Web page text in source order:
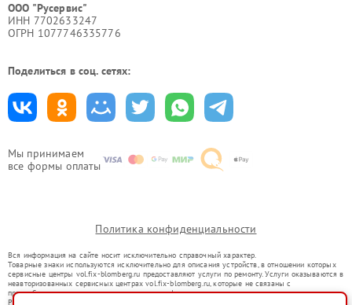
Мы принимаем
все формы оплаты
ООО "Русервис"
ИНН 7702633247
ОГРН 1077746335776
Поделиться в соц. сетях:
Политика конфиденциальности
Вся информация на сайте носит исключительно справочный характер.
Товарные знаки используются исключительно для описания устройств, в отношении которых
сервисные центры vol.fix-blomberg.ru предоставляют услуги по ремонту. Услуги оказываются в
неавторизованных сервисных центрах vol.fix-blomberg.ru, которые не связаны с
правообладателями товарных знаков или их официальными представителями.
Ремонт осуществляется для устройств, уже введенных в гражданский оборот в соответствии